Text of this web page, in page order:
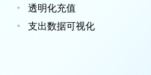
透明化充值
支出数据可视化